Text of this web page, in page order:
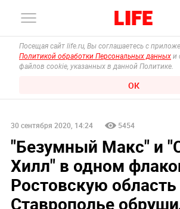
Посещая сайт life.ru, Вы соглашаетесь с
Политикой обработки Персональных данных и
файлов cookie, указанных в данной Политике.
ОК
30 сентября 2020, 14:24 5454
"Безумный Макс" и
Хилл" в одном
Ростовскую область
Ставрополье